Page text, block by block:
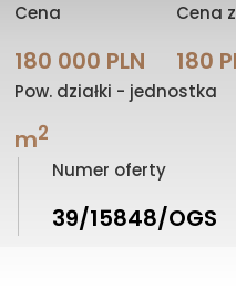
Cena
180 000 PLN
Cena
180
Pow. działki - jednostka
m2
Numer oferty
39/15848/OGS